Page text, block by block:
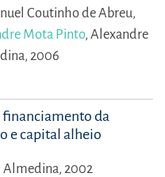
Coutinho de Abreu,
Mota Pinto, Alexandre
2006
da
e capital alheio
Almedina, 2002